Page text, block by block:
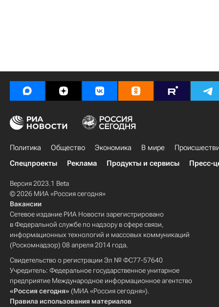
Политика Общество Экономика В мире
Спецпроекты
Реклама Продукты и сервисы Пресс-
Версия 2023.1 Beta
© 2026 МИА «Россия сегодня»
Вакансии
Сетевое издание РИА Новости зарегистрировано
в Федеральной службе по надзору в сфере связи,
информационных технологий и массовых коммуникаций
(Роскомнадзор) 08 апреля 2014 года.
Свидетельство о регистрации Эл № ФС77-57640
Учредитель: Федеральное государственное унитарное
предприятие Международное информационное агентство
«Россия сегодня» (МИА «Россия сегодня»).
Правила использования материалов